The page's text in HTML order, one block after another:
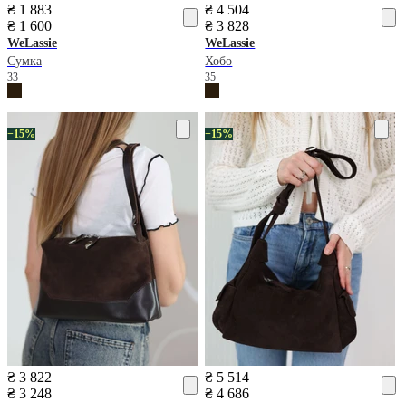
₴ 1 883
₴ 1 600
WeLassie
Сумка
33
₴ 4 504
₴ 3 828
WeLassie
Хобо
35
−15%
₴ 3 822
₴ 3 248
−15%
₴ 5 514
₴ 4 686